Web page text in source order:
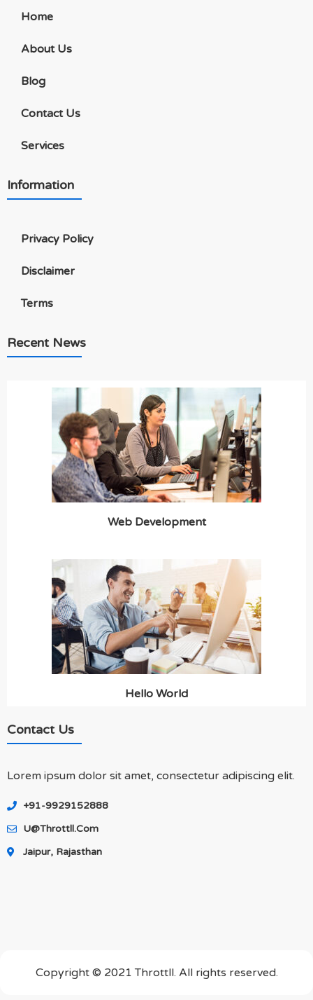
Home
About Us
Blog
Contact Us
Services
Information
Privacy Policy
Disclaimer
Terms
Recent News
Web Development
Hello World
Contact Us
Lorem ipsum dolor sit amet, consectetur adipiscing elit.
+91-9929152888
U@throttll.com
Jaipur, Rajasthan
Copyright © 2021 Throttll. All rights reserved.